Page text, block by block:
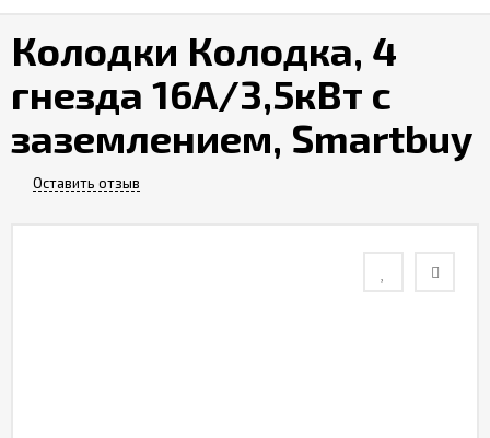
Доставка
и
оплата
Контакты
Колодки Колодка, 4
гнезда 16А/3,5кВт с
заземлением, Smartbuy
Оставить отзыв